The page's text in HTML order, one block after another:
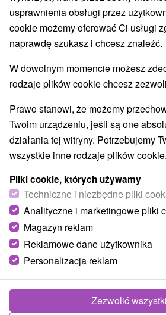
Wybierz lokalizację lub datę
Najlepiej sprzedające
WSZYSTKO TOP -
TIP
usprawnienia obsługi przez
cookie możemy oferować Ci usługi
naprawdę szukasz i chcesz znaleźć.
W dowolnym momencie możesz
rodzaje plików cookie chcesz
Prawo stanowi, że możemy
Twoim urządzeniu, jeśli są one
działania tej witryny. Potrzebujemy
wszystkie inne rodzaje plików cookie.
Pliki cookie, których używamy
Techniczne i niezbędne pliki
Analityczne i marketingowe pliki
Magazyn reklam
Reklamowe dane użytkownika
Personalizacja reklam
Zezwolić